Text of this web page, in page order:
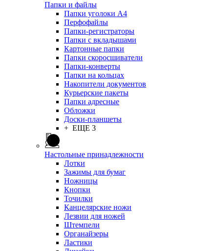
Папки и файлы
Папки уголоки А4
Перфофайлы
Папки-регистраторы
Папки с вкладышами
Картонные папки
Папки скоросшиватели
Папки-конверты
Папки на кольцах
Накопители документов
Курьерские пакеты
Папки адресные
Обложки
Доски-планшеты
+ ЕЩЕ 3
Настольные принадлежности
Лотки
Зажимы для бумаг
Ножницы
Кнопки
Точилки
Канцелярские ножи
Лезвии для ножей
Штемпели
Органайзеры
Ластики